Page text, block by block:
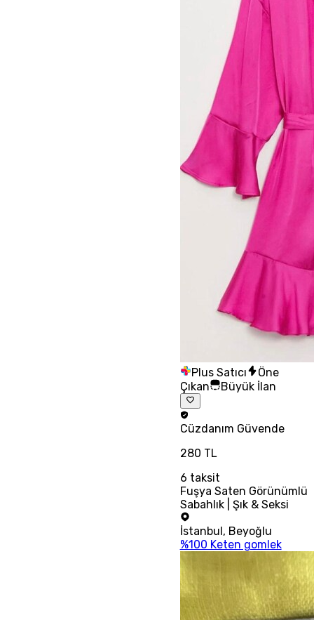
Plus Satıcı
Öne
Çıkan
Büyük İlan
Cüzdanım Güvende
280 TL
6 taksit
Fuşya Saten Görünümlü
Sabahlık | Şık & Seksi
İstanbul, Beyoğlu
%100 Keten gomlek